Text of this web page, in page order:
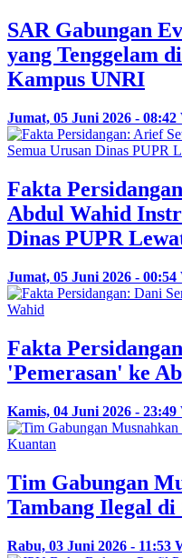
SAR Gabungan
yang Tenggelam
Kampus UNRI
Jumat, 05 Juni 2026 -
Fakta
Abdul Wahid
Dinas PUPR
Jumat, 05 Juni 2026 -
Fakta
'Pemerasan' ke
Kamis, 04 Juni 2026 -
Tim Gabungan
Tambang Ilegal
Rabu, 03 Juni 2026 - 11:53